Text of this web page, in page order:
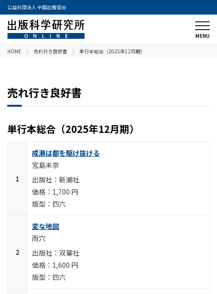
公益社団法人 全国出版協会
HOME 売れ行き良好書 単行本総合（2025年12月期）
売れ行き良好書
単行本総合（2025年12月期）
成瀬は都を駆け抜ける
宮島未奈
新潮社
1,700 円
四六
変な地図
雨穴
双葉社
1,600 円
四六